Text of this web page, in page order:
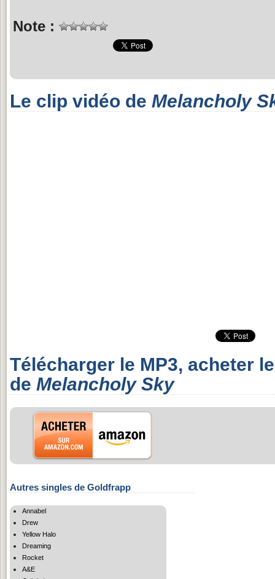
Note :
Le clip vidéo de Melancholy
Télécharger le MP3, acheter
de Melancholy Sky
Autres singles de Goldfrapp
Annabel
Drew
Yellow Halo
Dreaming
Rocket
A&E